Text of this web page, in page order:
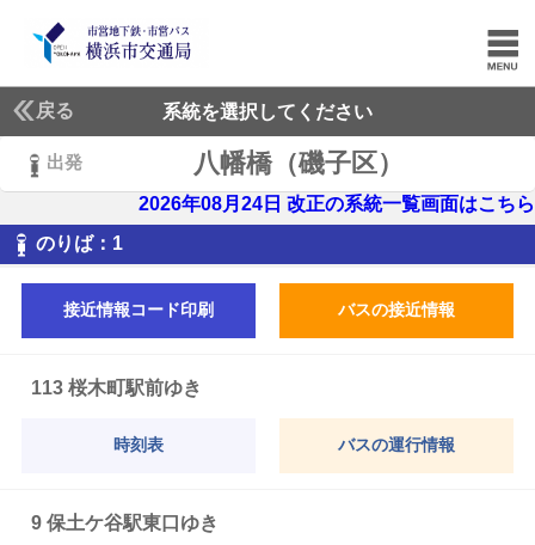
戻る 系統を選択してください
出発 八幡橋（磯子区）
2026年08月24日 改正の系統一覧画面はこちら
のりば： 1
接近情報コード印刷 バスの接近情報
113 桜木町駅前ゆき
時刻表 バスの運行情報
9 保土ケ谷駅東口ゆき